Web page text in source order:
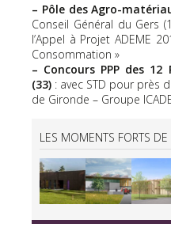
– Pôle des Agro-
Conseil Général du Gers
l’Appel à Projet ADEME
Consommation »
– Concours PPP des 12
(33) : avec STD pour près
de Gironde – Groupe
LES MOMENTS FORTS